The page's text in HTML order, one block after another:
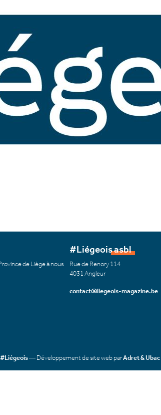
de Liège à nous
#Liégeois asbl
Rue de Renory 114
4031 Angleur
contact@liegeois-magazine.be
#Liégeois— Développement de site web parAdret & Ubac